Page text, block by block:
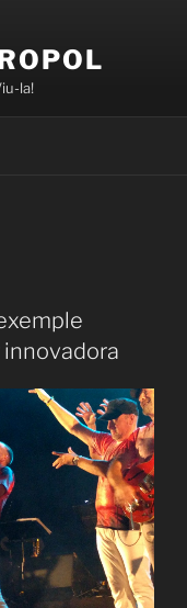
la!
innovadora